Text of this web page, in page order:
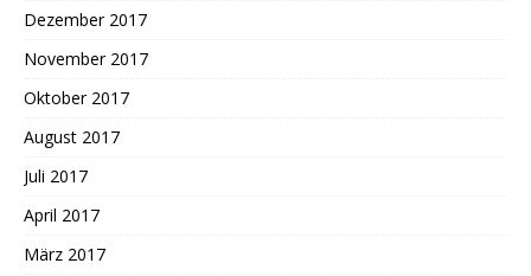
Dezember 2017
November 2017
Oktober 2017
August 2017
Juli 2017
April 2017
März 2017